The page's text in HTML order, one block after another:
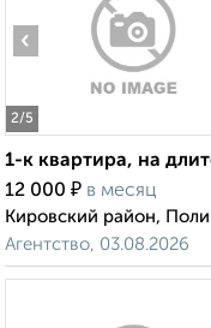
2/5
‹
1-к квартира, на
12 000 ₽ в месяц
Кировский район,
Агентство, 03.08.2026